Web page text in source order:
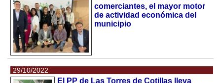
comerciantes, el mayor motor
de actividad económica del
municipio
29/10/2022
El PP de Las Torres de Cotillas lleva